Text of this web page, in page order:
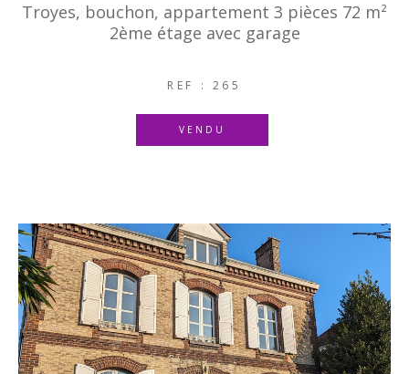
Troyes, bouchon, appartement 3 pièces 72 m²
2ème étage avec garage
REF : 265
VENDU